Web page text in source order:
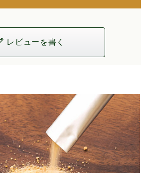
レビューを書く